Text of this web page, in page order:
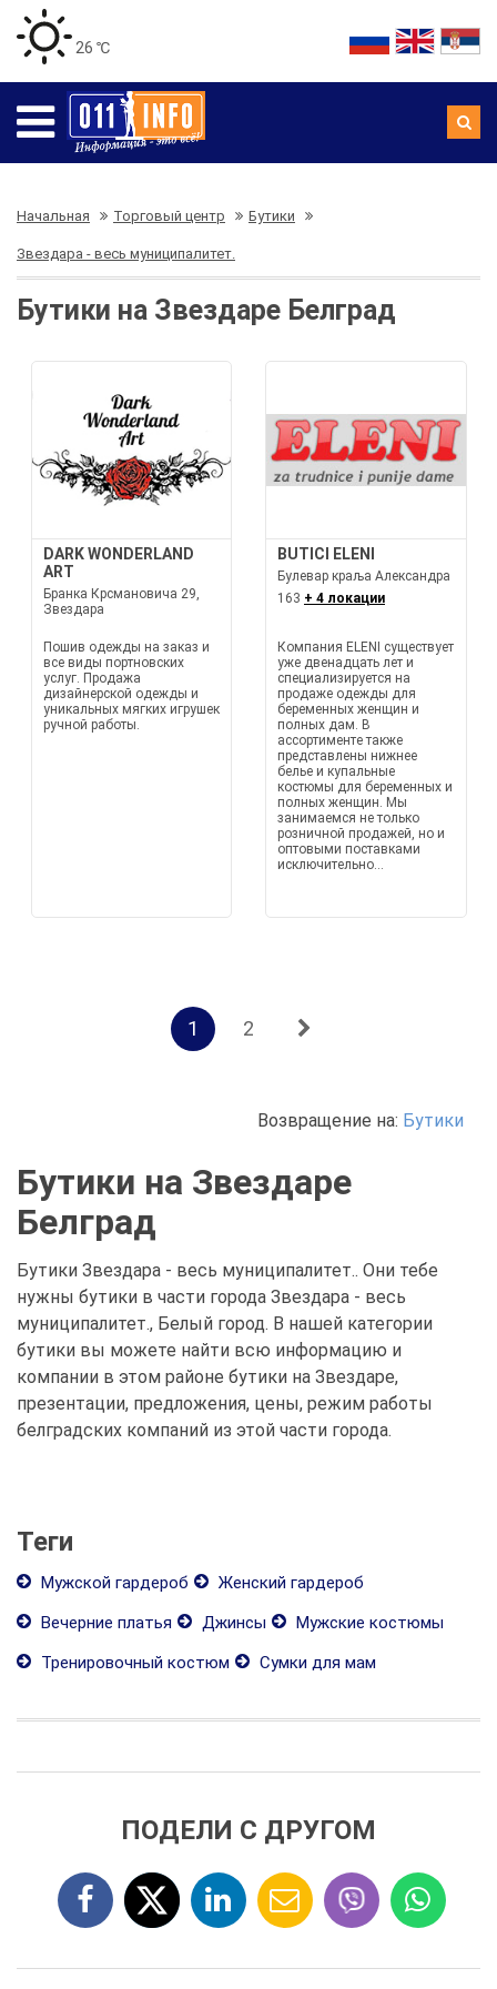
26 ℃
Начальная Торговый центр Бутики
Звездара - весь муниципалитет.
Бутики на Звездаре Белград
DARK WONDERLAND
ART
Бранка Крсмановича 29,
Звездара
Пошив одежды на заказ и
все виды портновских
услуг. Продажа
дизайнерской одежды и
уникальных мягких игрушек
ручной работы.
BUTICI ELENI
Булевар краља Александра
163 + 4 локации
Компания ELENI существует
уже двенадцать лет и
специализируется на
продаже одежды для
беременных женщин и
полных дам. В
ассортименте также
представлены нижнее
белье и купальные
костюмы для беременных и
полных женщин. Мы
занимаемся не только
розничной продажей, но и
оптовыми поставками
исключительно...
1 2
Возвращение на: Бутики
Бутики на Звездаре
Белград
Бутики Звездара - весь муниципалитет.. Они тебе
нужны бутики в части города Звездара - весь
муниципалитет., Белый город. В нашей категории
бутики вы можете найти всю информацию и
компании в этом районе бутики на Звездаре,
презентации, предложения, цены, режим работы
белградских компаний из этой части города.
Теги
Мужской гардероб
Женский гардероб
Вечерние платья
Джинсы
Мужские костюмы
Тренировочный костюм
Сумки для мам
ПОДЕЛИ С ДРУГОМ